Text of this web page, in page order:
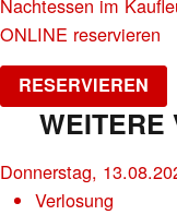
Nachtessen im
ONLINE reservieren
RESERVIEREN
WEITERE
Donnerstag,
Verlosung